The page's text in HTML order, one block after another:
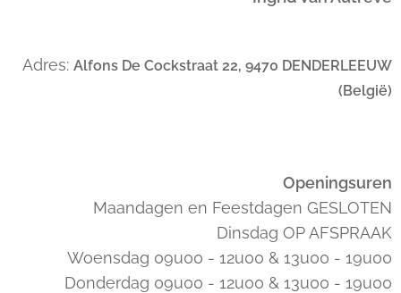
Adres: Alfons De Cockstraat 22, 9470 DENDERLEEUW
(België)
Openingsuren
Maandagen en Feestdagen GESLOTEN
Dinsdag OP AFSPRAAK
Woensdag 09u00 - 12u00 & 13u00 - 19u00
Donderdag 09u00 - 12u00 & 13u00 - 19u00